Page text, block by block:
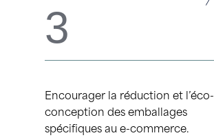
3
Encourager la réduction et l’éco-
conception des emballages
spécifiques au e-commerce.